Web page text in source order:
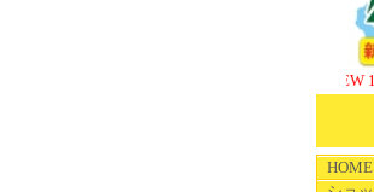
NEW 1983特典
HOME